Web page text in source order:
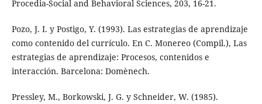
Procedia-Social and Behavioral Sciences, 203, 16-21.
Pozo, J. I. y Postigo, Y. (1993). Las estrategias de aprendizaje
como contenido del currículo. En C. Monereo (Compil.), Las
estrategias de aprendizaje: Procesos, contenidos e
interacción. Barcelona: Domènech.
Pressley, M., Borkowski, J. G. y Schneider, W. (1985).